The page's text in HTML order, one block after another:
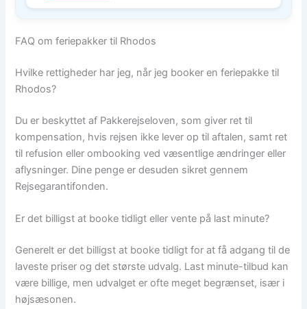
FAQ om feriepakker til Rhodos
Hvilke rettigheder har jeg, når jeg booker en feriepakke til
Rhodos?
Du er beskyttet af Pakkerejseloven, som giver ret til
kompensation, hvis rejsen ikke lever op til aftalen, samt ret
til refusion eller ombooking ved væsentlige ændringer eller
aflysninger. Dine penge er desuden sikret gennem
Rejsegarantifonden.
Er det billigst at booke tidligt eller vente på last minute?
Generelt er det billigst at booke tidligt for at få adgang til de
laveste priser og det største udvalg. Last minute-tilbud kan
være billige, men udvalget er ofte meget begrænset, især i
højsæsonen.